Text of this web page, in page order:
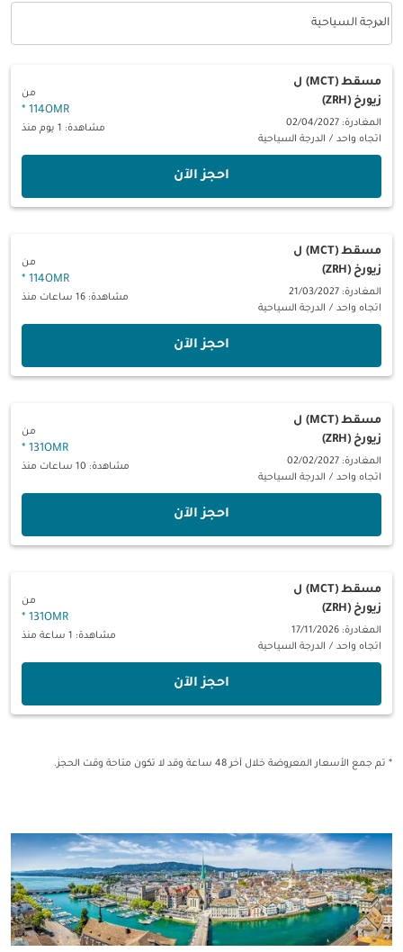
فئة المقصورة option الدرجة السياحية Selected
الدرجة السياحية
keyboard_arrow_down
مسقط (MCT)
ل
زيورخ (ZRH)
المغادرة: 02/04/2027
اتجاه واحد / الدرجة السياحية
من
114OMR
*
مشاهدة: 1 يوم منذ
‫احجز الآن‬
مسقط (MCT)
ل
زيورخ (ZRH)
المغادرة: 21/03/2027
اتجاه واحد / الدرجة السياحية
من
114OMR
*
مشاهدة: 16 ساعات منذ
‫احجز الآن‬
مسقط (MCT)
ل
زيورخ (ZRH)
المغادرة: 02/02/2027
اتجاه واحد / الدرجة السياحية
من
131OMR
*
مشاهدة: 10 ساعات منذ
‫احجز الآن‬
مسقط (MCT)
ل
زيورخ (ZRH)
المغادرة: 17/11/2026
اتجاه واحد / الدرجة السياحية
من
131OMR
*
مشاهدة: 1 ساعة منذ
‫احجز الآن‬
* تم جمع الأسعار المعروضة خلال آخر 48 ساعة وقد لا تكون متاحة وقت الحجز.